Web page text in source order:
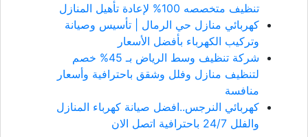
تنظيف متخصصه 100% لإعادة تأهيل المنازل
كهربائي منازل حي الرمال | تأسيس وصيانة
وتركيب الكهرباء بأفضل الأسعار
شركة تنظيف وسط الرياض بـ 45% خصم
لتنظيف منازل وفلل وشقق باحترافية وأسعار
منافسة
كهربائي النرجس..افضل صيانة كهرباء المنازل
والفلل 24/7 باحترافية اتصل الان